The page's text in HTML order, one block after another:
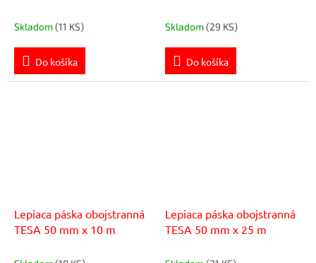
Skladom(11 KS)
Do košíka
Skladom(29 KS)
Do košíka
Lepiaca páska obojstranná
TESA 50 mm x 10 m
Lepiaca páska obojstranná
TESA 50 mm x 25 m